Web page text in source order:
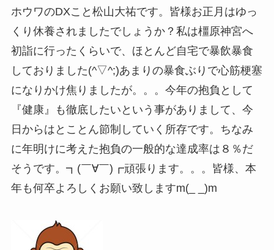
ホウワのDXこと松山大祐です。皆様お正月はゆっ
くり休養されましたでしょうか？私は橿原神宮へ
初詣に行ったくらいで、ほとんど自宅で暴飲暴食
しておりました(^▽^;)あまりの暴食ぶりで心筋梗塞
になりかけ焦りましたが。。。今年の抱負として
『健康』も徹底したいという事がありまして、今
日からはとことん節制していく所存です。ちなみ
に年明けに考えた抱負の一般的な達成率は８％だ
そうです。┓(￣∀￣)┏頑張ります。。。皆様、本
年も何卒よろしくお願い致しますm(_ _)m